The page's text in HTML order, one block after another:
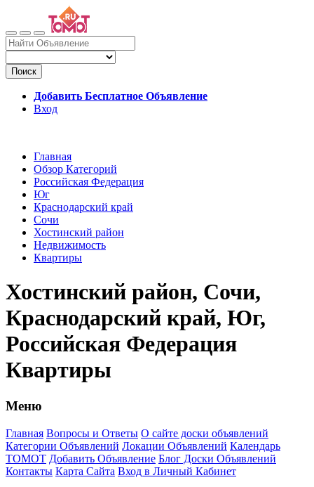
Поиск
Добавить Бесплатное Объявление
Вход
Главная
Обзор Категорий
Российская Федерация
Юг
Краснодарский край
Сочи
Хостинский район
Недвижимость
Квартиры
Хостинский район, Сочи,
Краснодарский край, Юг,
Российская Федерация
Квартиры
Меню
Главная Вопросы и Ответы О сайте доски объявлений
Категории Объявлений Локации Объявлений Календарь
ТОМОТ Добавить Объявление Блог Доски Объявлений
Контакты Карта Сайта Вход в Личный Кабинет